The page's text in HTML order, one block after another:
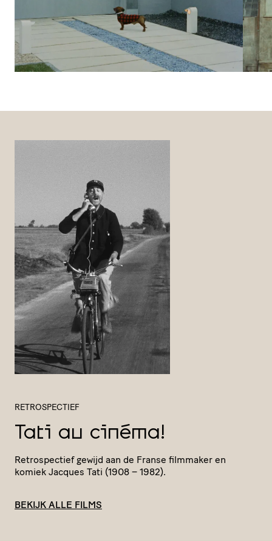
RETROSPECTIEF
Tati au cinéma!
Retro­spec­tief gewijd aan de Franse filmmaker en
komiek Jacques Tati (1908 – 1982).
BEKIJK ALLE FILMS